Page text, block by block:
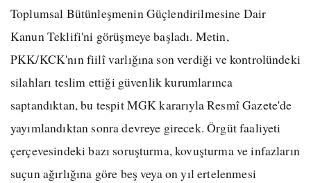
Toplumsal Bütünleşmenin Güçlendirilmesine Dair
Kanun Teklifi'ni görüşmeye başladı. Metin,
PKK/KCK'nın fiilî varlığına son verdiği ve kontrolündeki
silahları teslim ettiği güvenlik kurumlarınca
saptandıktan, bu tespit MGK kararıyla Resmî Gazete'de
yayımlandıktan sonra devreye girecek. Örgüt faaliyeti
çerçevesindeki bazı soruşturma, kovuşturma ve infazların
suçun ağırlığına göre beş veya on yıl ertelenmesi